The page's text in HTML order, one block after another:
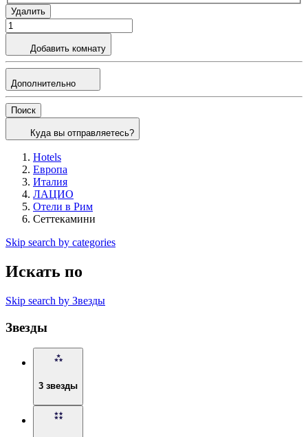
Удалить
Добавить комнату
Дополнительно
Поиск
Куда вы отправляетесь?
Hotels
Европа
Италия
ЛАЦИО
Отели в Рим
Сеттекамини
Skip search by categories
Искать по
Skip search by Звезды
Звезды
3 звезды